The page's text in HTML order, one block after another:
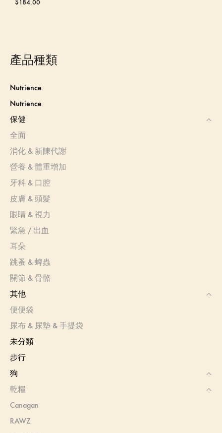
$184.00
產品種類
Nutrience
Nutrience
保健
全面
消化 & 新陳代謝
營養 & 體重增加
牙科 & 口腔
皮膚 & 頭髮
眼睛 & 視力
緊急 / 出血
耳朵
跳蚤 & 蜱蟲
關節 & 骨骼
其他
便便袋
尿布 & 尿墊 & 手提袋
未分類
步行
狗
乾糧
Canagan
RAWZ